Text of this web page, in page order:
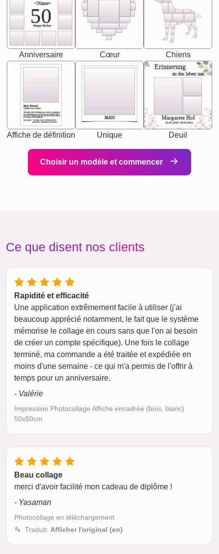
<Name>
50
-Happy Birday-
Anniversaire Cœur Chiens
Best Friend
[<NAME>] Noun, feminie
Synonyms: Soulmate, closet confidante, sister at
heart person, life partner in adventure.
The person who understands you without explanation
you accepts just as you are. She's your partner in life's,
chaos your biggest supporter, and the one with whom
you share your best memories.
Affiche de définition
PARIS
Unique
Erinnerung
an das leben uan
Margarete Hof
02.05.1940 - 08.04.2021
Deuil
Choisir un modèle et commencer
Ce que disent nos clients
Rapidité et efficacité
Une application extrêmement facile à utiliser (j'ai
beaucoup apprécié notamment, le fait que le système
mémorise le collage en cours sans que l'on ai besoin
de créer un compte spécifique). Une fois le collage
terminé, ma commande a été traitée et expédiée en
moins d'une semaine - ce qui m'a permis de l'offrir à
temps pour un anniversaire.
- Valérie
Impression Photocollage Affiche encadrée (bois, blanc)
50x50cm
Beau collage
merci d'avoir facilité mon cadeau de diplôme !
- Yasaman
Photocollage en téléchargement
Traduit: Afficher l'original (en)